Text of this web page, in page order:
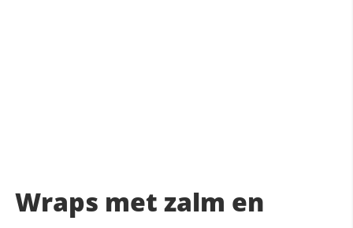
Wraps met zalm en